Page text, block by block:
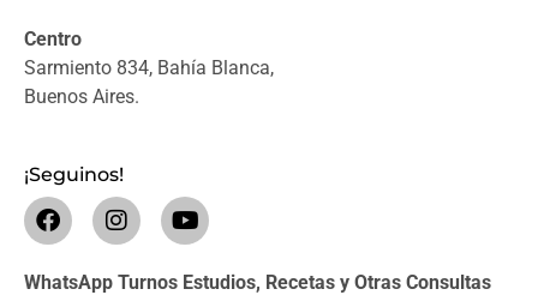
Centro
Sarmiento 834, Bahía Blanca,
Buenos Aires.
¡Seguinos!
WhatsApp Turnos Estudios, Recetas y Otras Consultas